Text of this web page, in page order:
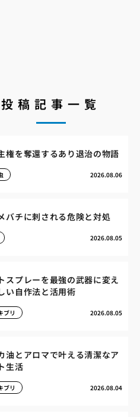
投稿記事一覧
権を奪還するあり退治の物語
2026.08.06
バチに刺される危険と対処
2026.08.05
スプレーを最強の武器に変え
い自作法と活用術
2026.08.05
ブリ
油とアロマで叶える清潔なア
生活
2026.08.04
ブリ